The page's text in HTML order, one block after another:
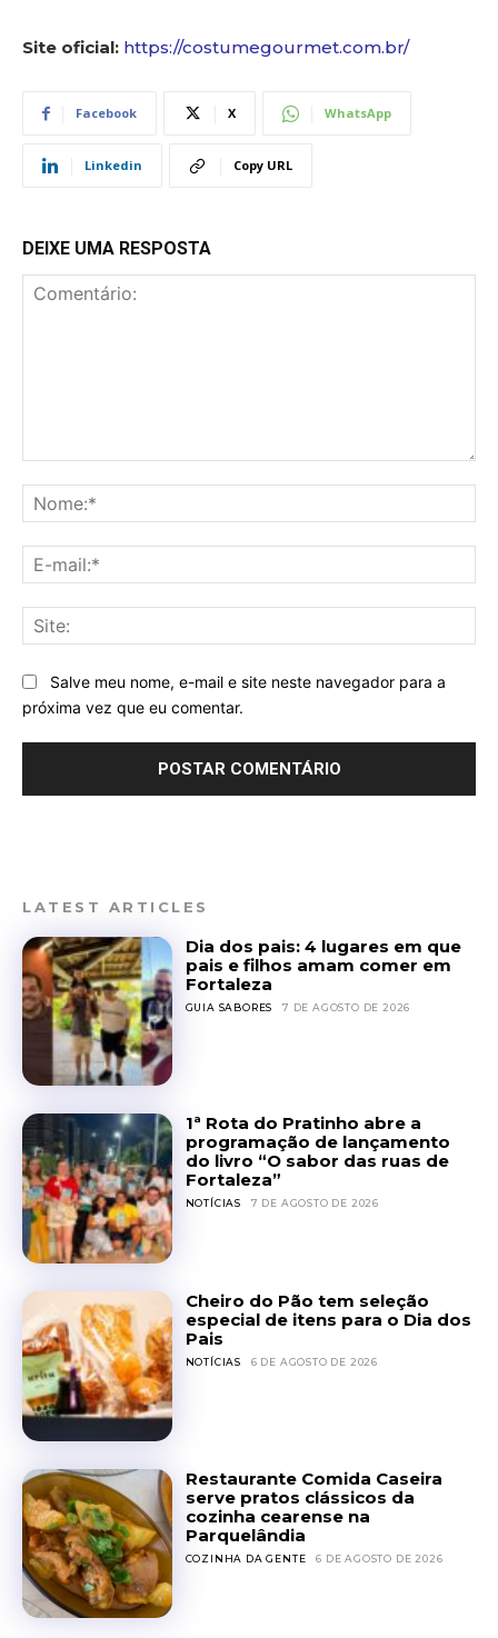
Site oficial: https://costumegourmet.com.br/
Facebook X WhatsApp
Linkedin Copy URL
DEIXE UMA RESPOSTA
Salve meu nome, e-mail e site neste navegador para a
próxima vez que eu comentar.
LATEST ARTICLES
Dia dos pais: 4 lugares em que
pais e filhos amam comer em
Fortaleza
GUIA SABORES 7 DE AGOSTO DE 2026
1ª Rota do Pratinho abre a
programação de lançamento
do livro “O sabor das ruas de
Fortaleza”
NOTÍCIAS 7 DE AGOSTO DE 2026
Cheiro do Pão tem seleção
especial de itens para o Dia dos
Pais
NOTÍCIAS 6 DE AGOSTO DE 2026
Restaurante Comida Caseira
serve pratos clássicos da
cozinha cearense na
Parquelândia
COZINHA DA GENTE 6 DE AGOSTO DE 2026